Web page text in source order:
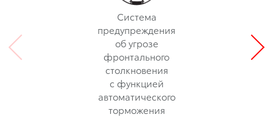
Система
предупреждения
об угрозе
фронтального
столкновения
с функцией
автоматического
торможения